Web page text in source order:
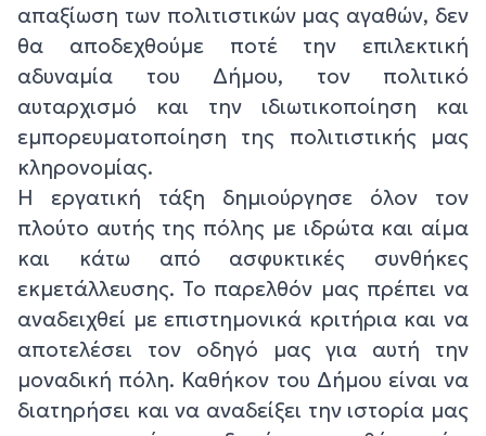
απαξίωση των πολιτιστικών μας αγαθών, δεν
θα αποδεχθούμε ποτέ την επιλεκτική
αδυναμία του Δήμου, τον πολιτικό
αυταρχισμό και την ιδιωτικοποίηση και
εμπορευματοποίηση της πολιτιστικής μας
κληρονομίας.
Η εργατική τάξη δημιούργησε όλον τον
πλούτο αυτής της πόλης με ιδρώτα και αίμα
και κάτω από ασφυκτικές συνθήκες
εκμετάλλευσης. Το παρελθόν μας πρέπει να
αναδειχθεί με επιστημονικά κριτήρια και να
αποτελέσει τον οδηγό μας για αυτή την
μοναδική πόλη. Καθήκον του Δήμου είναι να
διατηρήσει και να αναδείξει την ιστορία μας